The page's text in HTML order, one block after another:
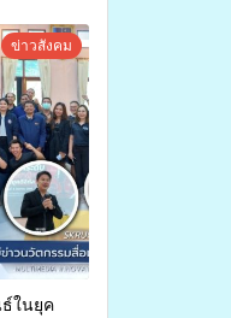
ลดความ
นอย่าง
ข่าวสังคม
ในยุค